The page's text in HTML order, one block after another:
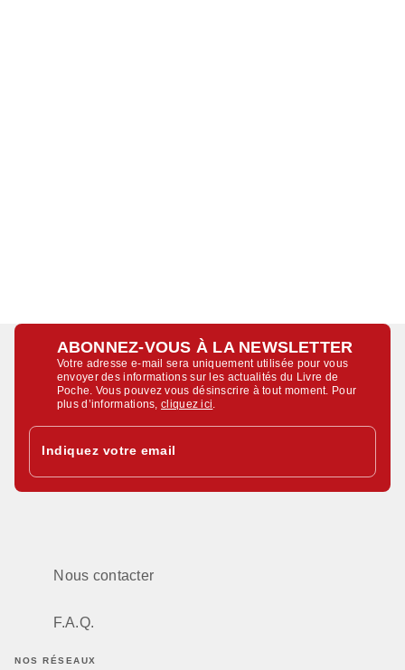
ABONNEZ-VOUS À LA NEWSLETTER
Votre adresse e-mail sera uniquement utilisée pour vous
envoyer des informations sur les actualités du Livre de
Poche. Vous pouvez vous désinscrire à tout moment. Pour
plus d’informations,cliquez ici
Indiquez votre email
Nous contacter
F.A.Q.
NOS RÉSEAUX